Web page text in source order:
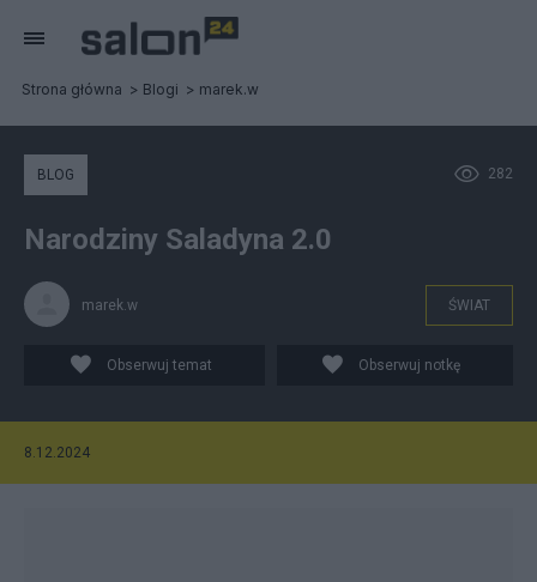
Strona główna Blogi marek.w
282
BLOG
Narodziny Saladyna 2.0
marek.w ŚWIAT
Obserwuj temat Obserwuj notkę
8.12.2024